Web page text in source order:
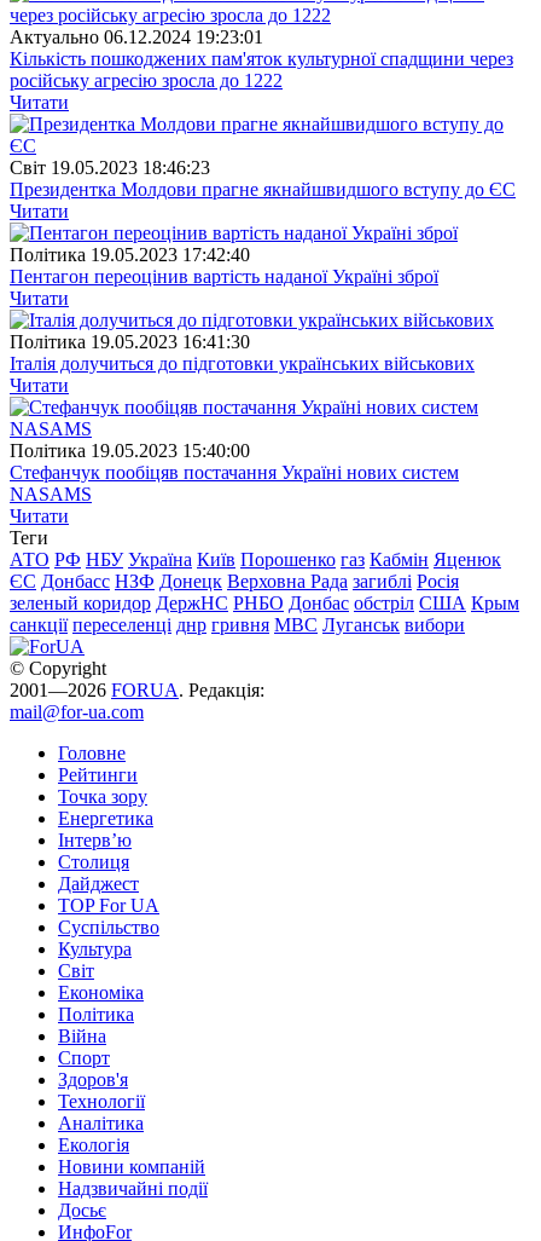
Актуально 06.12.2024 19:23:01
Кількість пошкоджених пам'яток культурної спадщини через
російську агресію зросла до 1222
Читати
Свiт 19.05.2023 18:46:23
Президентка Молдови прагне якнайшвидшого вступу до ЄС
Читати
Полiтика 19.05.2023 17:42:40
Пентагон переоцінив вартість наданої Україні зброї
Читати
Полiтика 19.05.2023 16:41:30
Італія долучиться до підготовки українських військових
Читати
Полiтика 19.05.2023 15:40:00
Стефанчук пообіцяв постачання Україні нових систем
NASAMS
Читати
Теги
АТО РФ НБУ Україна Київ Порошенко газ Кабмін Яценюк
ЄС Донбасс НЗФ Донецк Верховна Рада загиблі Росія
зеленый коридор ДержНС РНБО Донбас обстріл США Крым
санкції переселенці днр гривня МВС Луганськ вибори
© Copyright
2001—2026 FORUA. Редакція:
mail@for-ua.com
Головне
Рейтинги
Точка зору
Енергетика
Інтерв’ю
Столиця
Дайджест
TOP For UA
Суспiльство
Культура
Світ
Економіка
Політика
Війна
Спорт
Здоров'я
Технології
Аналітика
Екологія
Новини компаній
Надзвичайні події
Досьє
ИнфоFor